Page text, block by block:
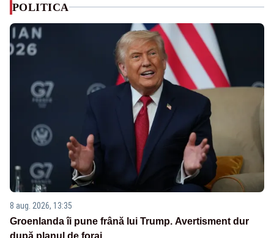
POLITICA
8 aug. 2026, 13:35
Groenlanda îi pune frână lui Trump. Avertisment dur